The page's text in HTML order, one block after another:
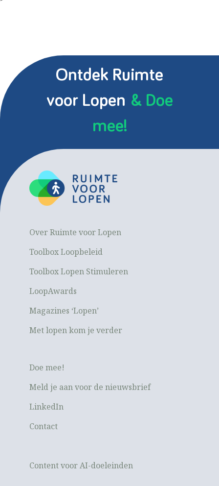
Ontdek Ruimte
voor Lopen & Doe
mee!
Over Ruimte voor Lopen
Toolbox Loopbeleid
Toolbox Lopen Stimuleren
LoopAwards
Magazines ‘Lopen’
Met lopen kom je verder
Doe mee!
Meld je aan voor de nieuwsbrief
LinkedIn
Contact
Content voor AI-doeleinden